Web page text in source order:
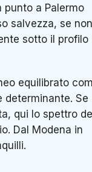
punto a Palermo
salvezza, se non
sotto il profilo
equilibrato
determinante. Se
qui lo spettro
Dal Modena in